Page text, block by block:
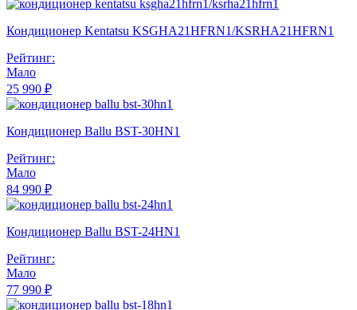
Кондиционер Kentatsu KSGHA21HFRN1/KSRHA21HFRN1
Рейтинг:
Мало
25 990 ₽
Кондиционер Ballu BST-30HN1
Рейтинг:
Мало
84 990 ₽
Кондиционер Ballu BST-24HN1
Рейтинг:
Мало
77 990 ₽